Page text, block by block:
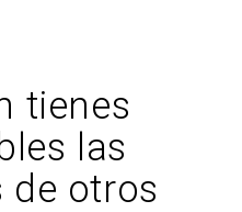
tienes
las
de otros